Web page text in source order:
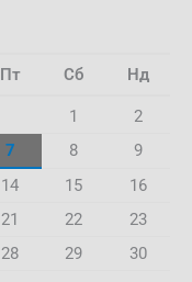
Пт Сб Нд
1
2
7 8
9
14 15
16
21 22
23
28 29
30